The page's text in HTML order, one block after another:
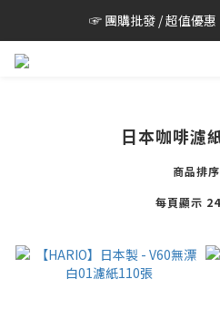
☞ 團購批發 / 超值優惠
日本咖啡濾
商品排序
每頁顯示